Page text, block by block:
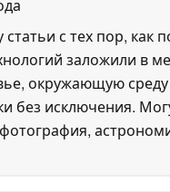
с тех пор,
заложили в
окружающую
без исключения.